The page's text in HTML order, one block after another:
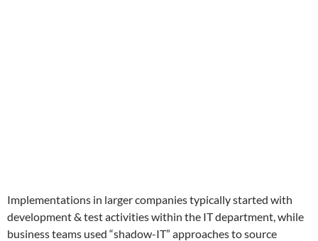
Implementations in larger companies typically started with
development & test activities within the IT department, while
business teams used “shadow-IT” approaches to source